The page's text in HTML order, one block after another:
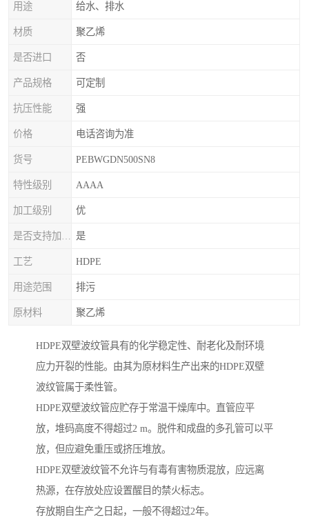
用途 给水、排水
材质 聚乙烯
是否进口 否
产品规格 可定制
抗压性能 强
价格 电话咨询为准
货号 PEBWGDN500SN8
特性级别 AAAA
加工级别 优
是
工艺 HDPE
用途范围 排污
原材料 聚乙烯
HDPE双壁波纹管具有的化学稳定性、耐老化及耐环境
应力开裂的性能。由其为原材料生产出来的HDPE双壁
波纹管属于柔性管。
HDPE双壁波纹管应贮存于常温干燥库中。直管应平
放，堆码高度不得超过2 m。脱件和成盘的多孔管可以平
放，但应避免重压或挤压堆放。
HDPE双壁波纹管不允许与有毒有害物质混放，应远离
热源，在存放处应设置醒目的禁火标志。
存放期自生产之日起，一般不得超过2年。